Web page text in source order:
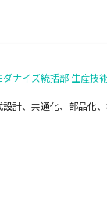
ダナイズ統括部 生産技
計、共通化、部品化